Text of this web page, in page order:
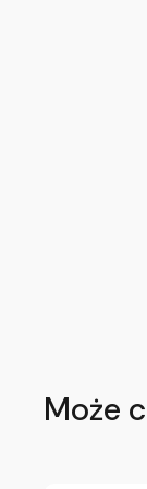
Może